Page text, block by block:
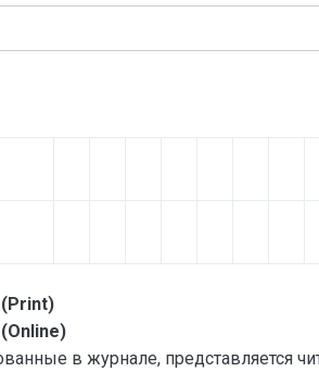
(Print)
в журнале, представляется